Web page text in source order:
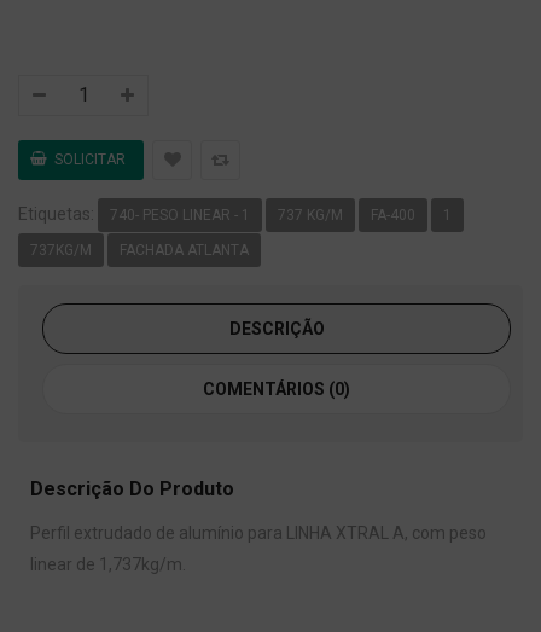
Etiquetas: 740- PESO LINEAR - 1 737 KG/M FA-400 1
737KG/M FACHADA ATLANTA
DESCRIÇÃO
COMENTÁRIOS (0)
Descrição Do Produto
Perfil extrudado de alumínio para LINHA XTRAL A, com peso
linear de 1,737kg/m.